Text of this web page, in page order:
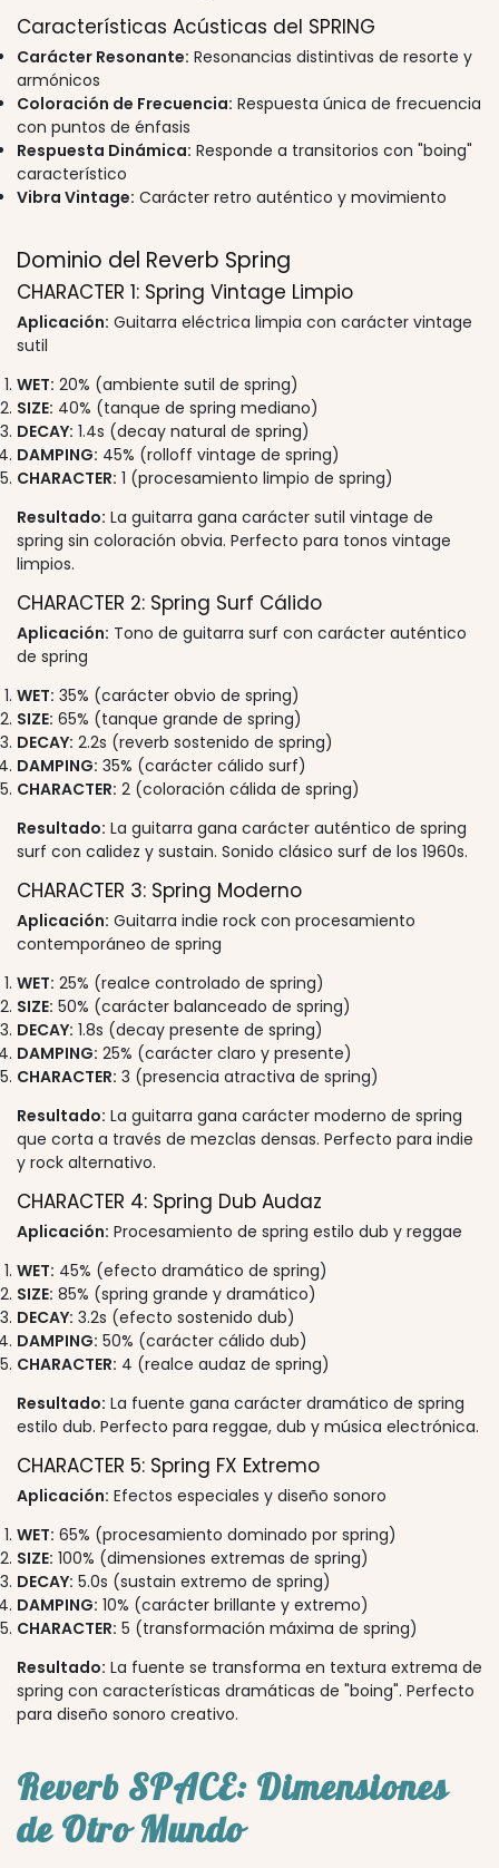
Características Acústicas del SPRING
Carácter Resonante: Resonancias distintivas de resorte y
armónicos
Coloración de Frecuencia: Respuesta única de frecuencia
con puntos de énfasis
Respuesta Dinámica: Responde a transitorios con "boing"
característico
Vibra Vintage: Carácter retro auténtico y movimiento
Dominio del Reverb Spring
CHARACTER 1: Spring Vintage Limpio
Aplicación: Guitarra eléctrica limpia con carácter vintage
sutil
WET: 20% (ambiente sutil de spring)
SIZE: 40% (tanque de spring mediano)
DECAY: 1.4s (decay natural de spring)
DAMPING: 45% (rolloff vintage de spring)
CHARACTER: 1 (procesamiento limpio de spring)
Resultado: La guitarra gana carácter sutil vintage de
spring sin coloración obvia. Perfecto para tonos vintage
limpios.
CHARACTER 2: Spring Surf Cálido
Aplicación: Tono de guitarra surf con carácter auténtico
de spring
WET: 35% (carácter obvio de spring)
SIZE: 65% (tanque grande de spring)
DECAY: 2.2s (reverb sostenido de spring)
DAMPING: 35% (carácter cálido surf)
CHARACTER: 2 (coloración cálida de spring)
Resultado: La guitarra gana carácter auténtico de spring
surf con calidez y sustain. Sonido clásico surf de los 1960s.
CHARACTER 3: Spring Moderno
Aplicación: Guitarra indie rock con procesamiento
contemporáneo de spring
WET: 25% (realce controlado de spring)
SIZE: 50% (carácter balanceado de spring)
DECAY: 1.8s (decay presente de spring)
DAMPING: 25% (carácter claro y presente)
CHARACTER: 3 (presencia atractiva de spring)
Resultado: La guitarra gana carácter moderno de spring
que corta a través de mezclas densas. Perfecto para indie
y rock alternativo.
CHARACTER 4: Spring Dub Audaz
Aplicación: Procesamiento de spring estilo dub y reggae
WET: 45% (efecto dramático de spring)
SIZE: 85% (spring grande y dramático)
DECAY: 3.2s (efecto sostenido dub)
DAMPING: 50% (carácter cálido dub)
CHARACTER: 4 (realce audaz de spring)
Resultado: La fuente gana carácter dramático de spring
estilo dub. Perfecto para reggae, dub y música electrónica.
CHARACTER 5: Spring FX Extremo
Aplicación: Efectos especiales y diseño sonoro
WET: 65% (procesamiento dominado por spring)
SIZE: 100% (dimensiones extremas de spring)
DECAY: 5.0s (sustain extremo de spring)
DAMPING: 10% (carácter brillante y extremo)
CHARACTER: 5 (transformación máxima de spring)
Resultado: La fuente se transforma en textura extrema de
spring con características dramáticas de "boing". Perfecto
para diseño sonoro creativo.
Reverb SPACE: Dimensiones
de Otro Mundo